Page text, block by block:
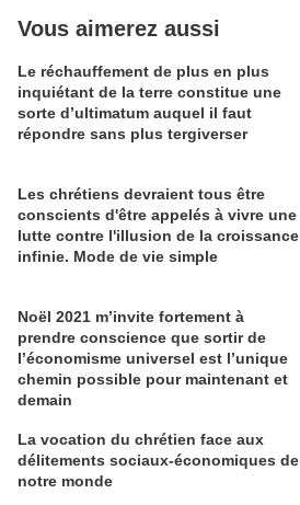
Vous aimerez aussi
Le réchauffement de plus en plus
inquiétant de la terre constitue une
sorte d’ultimatum auquel il faut
répondre sans plus tergiverser
Les chrétiens devraient tous être
conscients d'être appelés à vivre une
lutte contre l'illusion de la croissance
infinie. Mode de vie simple
Noël 2021 m’invite fortement à
prendre conscience que sortir de
l’économisme universel est l’unique
chemin possible pour maintenant et
demain
La vocation du chrétien face aux
délitements sociaux-économiques de
notre monde